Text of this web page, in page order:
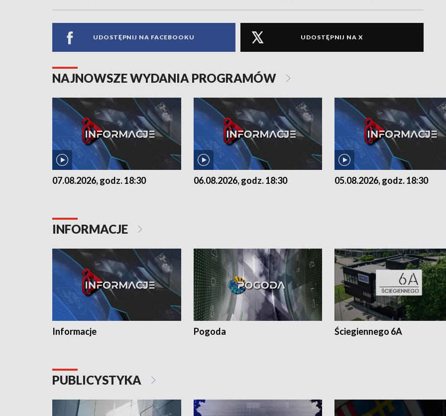
UDOSTĘPNIJ NA FACEBOOKU UDOSTĘPNIJ NA X
NAJNOWSZE WYDANIA PROGRAMÓW
07.08.2026, godz. 18:30 06.08.2026, godz. 18:30 05.08.2026, godz. 18:30
INFORMACJE
Informacje Pogoda Ściegiennego 6A
PUBLICYSTYKA